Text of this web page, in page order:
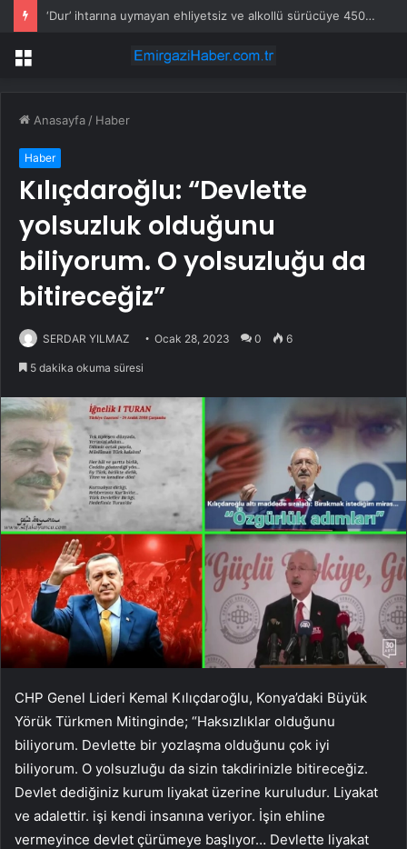
‘Dur’ ihtarına uymayan ehliyetsiz ve alkollü sürücüye 450 bin TL ceza
Menü
Anasayfa / Haber
Haber
Kılıçdaroğlu: “Devlette
yolsuzluk olduğunu
biliyorum. O yolsuzluğu da
bitireceğiz”
SERDAR YILMAZ Ocak 28, 2023 0 6
5 dakika okuma süresi
CHP Genel Lideri Kemal Kılıçdaroğlu, Konya’daki Büyük
Yörük Türkmen Mitinginde; “Haksızlıklar olduğunu
biliyorum. Devlette bir yozlaşma olduğunu çok iyi
biliyorum. O yolsuzluğu da sizin takdirinizle bitireceğiz.
Devlet dediğiniz kurum liyakat üzerine kuruludur. Liyakat
ve adalettir. işi kendi insanına veriyor. İşin ehline
vermeyince devlet çürümeye başlıyor… Devlette liyakat